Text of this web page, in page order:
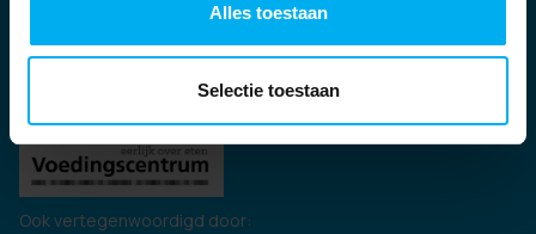
Alles toestaan
Selectie toestaan
Ook vertegenwoordigd door: